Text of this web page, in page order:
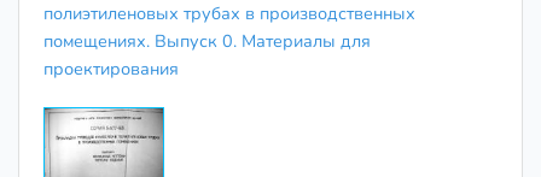
полиэтиленовых трубах в производственных
помещениях. Выпуск 0. Материалы для
проектирования